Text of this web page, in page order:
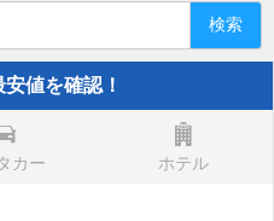
検索
値を確認！
カー ホテル